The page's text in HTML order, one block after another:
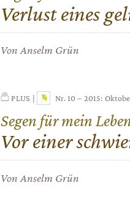
:
Verlust eines
Von Anselm Grün
PLUS Nr. 10 – 2015:
Segen für mein
:
Vor einer
Von Anselm Grün